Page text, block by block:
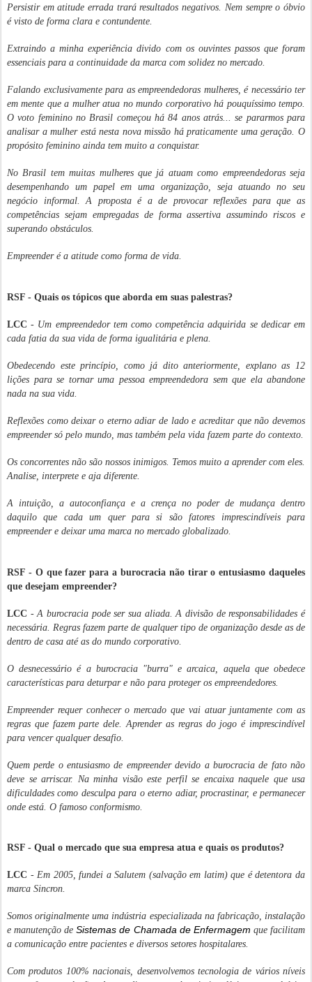
Persistir em atitude errada trará resultados negativos. Nem sempre o óbvio
é visto de forma clara e contundente.
Extraindo a minha experiência divido com os ouvintes passos que foram
essenciais para a continuidade da marca com solidez no mercado.
Falando exclusivamente para as empreendedoras mulheres, é necessário ter
em mente que a mulher atua no mundo corporativo há pouquíssimo tempo.
O voto feminino no Brasil começou há 84 anos atrás... se pararmos para
analisar a mulher está nesta nova missão há praticamente uma geração. O
propósito feminino ainda tem muito a conquistar.
No Brasil tem muitas mulheres que já atuam como empreendedoras seja
desempenhando um papel em uma organização, seja atuando no seu
negócio informal. A proposta é a de provocar reflexões para que as
competências sejam empregadas de forma assertiva assumindo riscos e
superando obstáculos.
Empreender é a atitude como forma de vida.
RSF - Quais os tópicos que aborda em suas palestras?
LCC- Um empreendedor tem como competência adquirida se dedicar em
cada fatia da sua vida de forma igualitária e plena.
Obedecendo este princípio, como já dito anteriormente, explano as 12
lições para se tornar uma pessoa empreendedora sem que ela abandone
nada na sua vida.
Reflexões como deixar o eterno adiar de lado e acreditar que não devemos
empreender só pelo mundo, mas também pela vida fazem parte do contexto.
Os concorrentes não são nossos inimigos. Temos muito a aprender com eles.
Analise, interprete e aja diferente.
A intuição, a autoconfiança e a crença no poder de mudança dentro
daquilo que cada um quer para si são fatores imprescindíveis para
empreender e deixar uma marca no mercado globalizado.
RSF - O que fazer para a burocracia não tirar o entusiasmo daqueles
que desejam empreender?
LCC -A burocracia pode ser sua aliada. A divisão de responsabilidades é
necessária. Regras fazem parte de qualquer tipo de organização desde as de
dentro de casa até as do mundo corporativo.
O desnecessário é a burocracia "burra" e arcaica, aquela que obedece
características para deturpar e não para proteger os empreendedores.
Empreender requer conhecer o mercado que vai atuar juntamente com as
regras que fazem parte dele. Aprender as regras do jogo é imprescindível
para vencer qualquer desafio.
Quem perde o entusiasmo de empreender devido a burocracia de fato não
deve se arriscar. Na minha visão este perfil se encaixa naquele que usa
dificuldades como desculpa para o eterno adiar, procrastinar, e permanecer
onde está. O famoso conformismo.
RSF - Qual o mercado que sua empresa atua e quais os produtos?
LCC - Em 2005, fundei a Salutem (salvação em latim) que é detentora da
marca Sincron.
Somos originalmente uma indústria especializada na fabricação, instalação
e manutenção deSistemas de Chamada de Enfermagem que facilitam
a comunicação entre pacientes e diversos setores hospitalares.
Com produtos 100% nacionais, desenvolvemos tecnologia de vários níveis